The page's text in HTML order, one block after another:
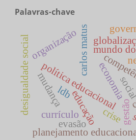
Palavras-chave
educação
mundo
política educacional
planejamento
carlos matus
gestão
crise
mudança
organização
economia
desigualdade social ldb
currículo
evasão